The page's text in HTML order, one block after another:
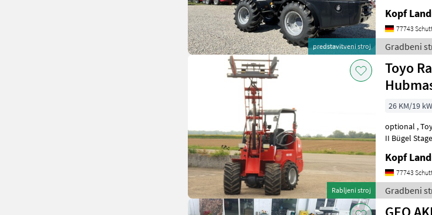
predstavitveni stroj
Kopf
77743
Gradbeni
Rabljeni stroj
Toyo
26 KM/19 kW
optional , Toyo Radlader 839 II Bügel Tage V (Int. Nr. 13206) TOYO 836
II Bügel Stage V
Kopf
77743
Gradbeni